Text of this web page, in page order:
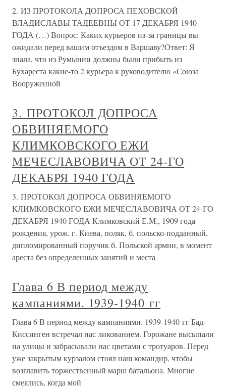
2. ИЗ ПРОТОКОЛА ДОПРОСА ПЕХОВСКОЙ
ВЛАДИСЛАВЫ ТАДЕЕВНЫ ОТ 17 ДЕКАБРЯ 1940
ГОДА (…) Вопрос: Каких курьеров из-за границы вы
ожидали перед вашим отъездом в Варшаву?Ответ: Я
знала, что из Румынии должны были прибыть из
Бухареста какие-то 2 курьера к руководителю «Союза
Вооруженной
3. ПРОТОКОЛ ДОПРОСА
ОБВИНЯЕМОГО
КЛИМКОВСКОГО ЕЖИ
МЕЧЕСЛАВОВИЧА ОТ 24-ГО
ДЕКАБРЯ 1940 ГОДА
3. ПРОТОКОЛ ДОПРОСА ОБВИНЯЕМОГО
КЛИМКОВСКОГО ЕЖИ МЕЧЕСЛАВОВИЧА ОТ 24-ГО
ДЕКАБРЯ 1940 ГОДА Климковский Е.М., 1909 года
рождения, урож. г. Киева, поляк, б. польско-подданный,
дипломированный поручик б. Польской армии, в момент
ареста без определенных занятий и места
Глава 6 В период между
кампаниями. 1939-1940 гг
Глава 6 В период между кампаниями. 1939-1940 гг Бад-
Киссинген встречал нас ликованием. Горожане высыпали
на улицы и забрасывали нас цветами с тротуаров. Перед
уже закрытым курзалом стоял наш командир, чтобы
возглавить торжественный марш батальона. Многие
смеялись, когда мой